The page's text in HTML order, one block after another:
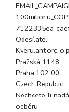
7322835ea-
Odesílatel:
Kverulant.org
Pražská 1148
Praha 102 00
Czech Republic
Nechcete-li
odběru